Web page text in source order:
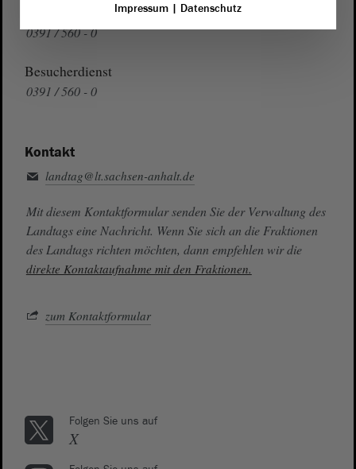
Presse- und Öffentlichkeitsarbeit
0391 / 560 - 0
Besucherdienst
0391 / 560 - 0
Kontakt
landtag@lt.sachsen-anhalt.de
Mit diesem Kontaktformular senden Sie der Verwaltung des
Landtags eine Nachricht. Wenn Sie sich an die Fraktionen
des Landtags richten möchten, dann empfehlen wir die
direkte Kontaktaufnahme mit den Fraktionen.
zum Kontaktformular
Folgen Sie uns auf
X
Impressum| Datenschutz